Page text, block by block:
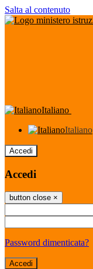
Salta al contenuto
Italiano
Italiano
Accedi
Accedi
button close ×
Password dimenticata?